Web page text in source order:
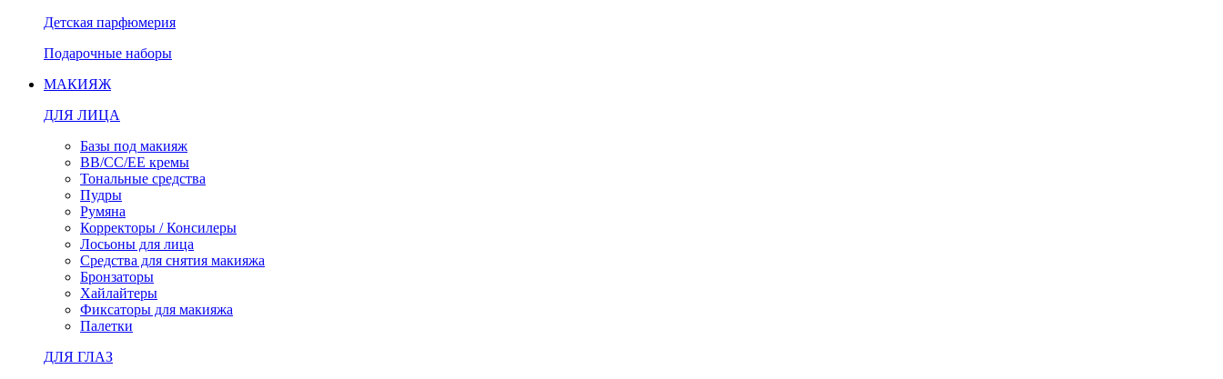
Детская парфюмерия
Подарочные наборы
МАКИЯЖ
ДЛЯ ЛИЦА
Базы под макияж
BB/CC/EE кремы
Тональные средства
Пудры
Румяна
Корректоры / Консилеры
Лосьоны для лица
Средства для снятия макияжа
Бронзаторы
Хайлайтеры
Фиксаторы для макияжа
Палетки
ДЛЯ ГЛАЗ